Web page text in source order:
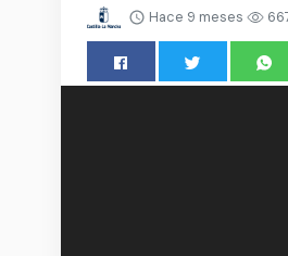
Hace 9 meses